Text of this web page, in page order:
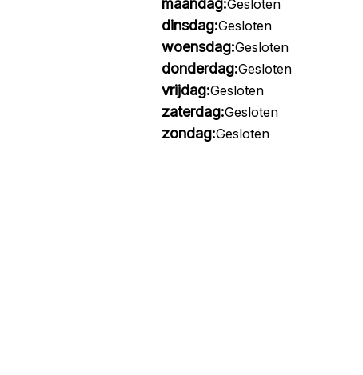
maandag:Gesloten
dinsdag:Gesloten
woensdag:Gesloten
donderdag:Gesloten
vrijdag:Gesloten
zaterdag:Gesloten
zondag:Gesloten